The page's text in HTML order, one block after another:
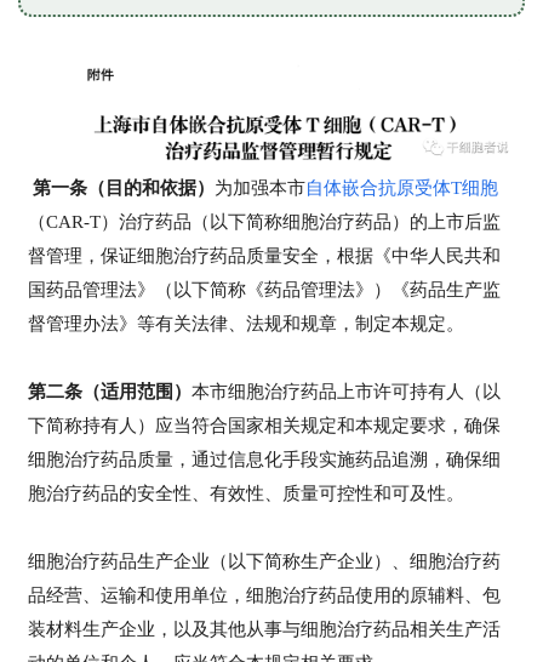
第一条（目的和依据） 为加强本市自体嵌合抗原受体T细胞
（CAR-T）治疗药品（以下简称细胞治疗药品）的上市后监
督管理，保证细胞治疗药品质量安全，根据《中华人民共和
国药品管理法》（以下简称《药品管理法》）《药品生产监
督管理办法》等有关法律、法规和规章，制定本规定。
第二条（适用范围） 本市细胞治疗药品上市许可持有人（以
下简称持有人）应当符合国家相关规定和本规定要求，确保
细胞治疗药品质量，通过信息化手段实施药品追溯，确保细
胞治疗药品的安全性、有效性、质量可控性和可及性。
细胞治疗药品生产企业（以下简称生产企业）、细胞治疗药
品经营、运输和使用单位，细胞治疗药品使用的原辅料、包
装材料生产企业，以及其他从事与细胞治疗药品相关生产活